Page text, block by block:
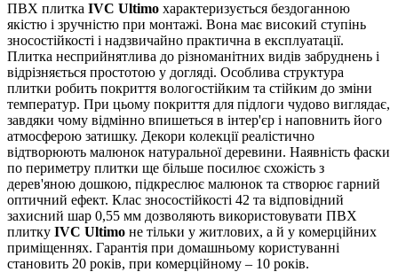
ПВХ плитка IVC Ultimo характеризується бездоганною
якістю і зручністю при монтажі. Вона має високий ступінь
зносостійкості і надзвичайно практична в експлуатації.
Плитка несприйнятлива до різноманітних видів забруднень і
відрізняється простотою у догляді. Особлива структура
плитки робить покриття вологостійким та стійким до зміни
температур. При цьому покриття для підлоги чудово виглядає,
завдяки чому відмінно впишеться в інтер'єр і наповнить його
атмосферою затишку. Декори колекції реалістично
відтворюють малюнок натуральної деревини. Наявність фаски
по периметру плитки ще більше посилює схожість з
дерев'яною дошкою, підкреслює малюнок та створює гарний
оптичний ефект. Клас зносостійкості 42 та відповідний
захисний шар 0,55 мм дозволяють використовувати ПВХ
плитку IVC Ultimo не тільки у житлових, а й у комерційних
приміщеннях. Гарантія при домашньому користуванні
становить 20 років, при комерційному – 10 років.